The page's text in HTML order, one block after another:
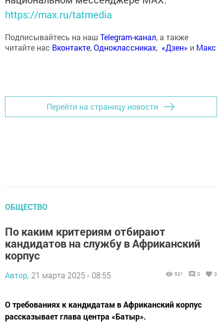
https://max.ru/tatmedia
Подписывайтесь на наш Telegram-канал, а также
читайте нас Вконтакте,Одноклассниках, «Дзен» и Макс
Перейти на страницу новости
ОБЩЕСТВО
По каким критериям отбирают
кандидатов на службу в Африканский
корпус
Автор, 21 марта 2025 - 08:55 531 0 0
О требованиях к кандидатам в Африканский корпус
рассказывает глава центра «Батыр».